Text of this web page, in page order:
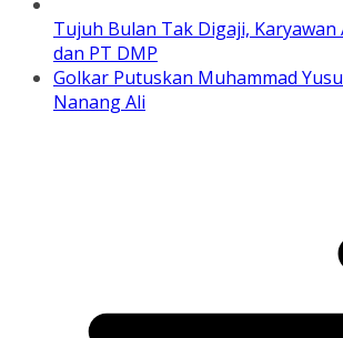
Tujuh Bulan Tak Digaji, Karyawan
dan PT DMP
Golkar Putuskan Muhammad
Nanang Ali